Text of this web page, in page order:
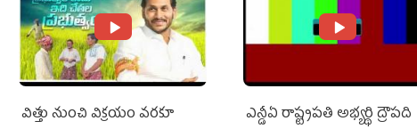
విత్తు నుంచి విక్రయం వరకూ
ఎన్డీఏ రాష్ట్ర‌ప‌తి అభ్య‌ర్థి ద్రౌప‌ది